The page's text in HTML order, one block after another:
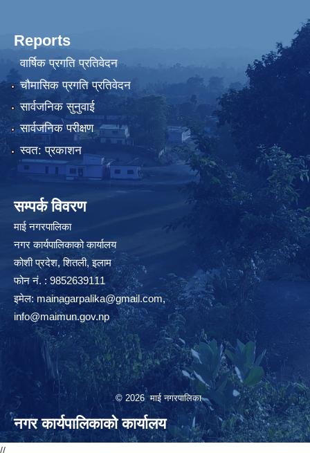
Reports
वार्षिक प्रगति प्रतिवेदन
चौमासिक प्रगति प्रतिवेदन
सार्वजनिक सुनुवाई
सार्वजनिक परीक्षण
स्वत: प्रकाशन
सम्पर्क विवरण
माई नगरपालिका
नगर कार्यपालिकाको कार्यालय
कोशी प्रदेश, शितली, इलाम
फोन नं. : 9852639111
इमेल:mainagarpalika@gmail.com,
info@maimun.gov.np
© 2026 माई नगरपालिका
नगर कार्यपालिकाको कार्यालय
//